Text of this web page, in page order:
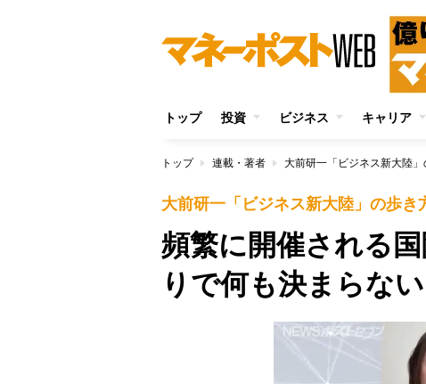
トップ 投資 ビジネス キャリア
トップ 連載・著者 大前研一「ビジネス新大陸」
大前研一「ビジネス新大陸」の歩き
頻繁に開催される
りで何も決まらな